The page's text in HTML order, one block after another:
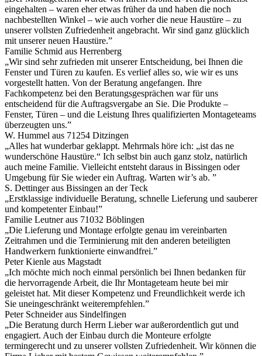
eingehalten – waren eher etwas früher da und haben die noch
nachbestellten Winkel – wie auch vorher die neue Haustüre – zu
unserer vollsten Zufriedenheit angebracht. Wir sind ganz glücklich
mit unserer neuen Haustüre.”
Familie Schmid aus Herrenberg
„Wir sind sehr zufrieden mit unserer Entscheidung, bei Ihnen die
Fenster und Türen zu kaufen. Es verlief alles so, wie wir es uns
vorgestellt hatten. Von der Beratung angefangen. Ihre
Fachkompetenz bei den Beratungsgesprächen war für uns
entscheidend für die Auftragsvergabe an Sie. Die Produkte –
Fenster, Türen – und die Leistung Ihres qualifizierten Montageteams
überzeugten uns.”
W. Hummel aus 71254 Ditzingen
„Alles hat wunderbar geklappt. Mehrmals höre ich: „ist das ne
wunderschöne Haustüre.“ Ich selbst bin auch ganz stolz, natürlich
auch meine Familie. Vielleicht entsteht daraus in Bissingen oder
Umgebung für Sie wieder ein Auftrag. Warten wir’s ab. ”
S. Dettinger aus Bissingen an der Teck
„Erstklassige individuelle Beratung, schnelle Lieferung und sauberer
und kompetenter Einbau!”
Familie Leutner aus 71032 Böblingen
„Die Lieferung und Montage erfolgte genau im vereinbarten
Zeitrahmen und die Terminierung mit den anderen beteiligten
Handwerkern funktionierte einwandfrei.”
Peter Kienle aus Magstadt
„Ich möchte mich noch einmal persönlich bei Ihnen bedanken für
die hervorragende Arbeit, die Ihr Montageteam heute bei mir
geleistet hat. Mit dieser Kompetenz und Freundlichkeit werde ich
Sie uneingeschränkt weiterempfehlen.”
Peter Schneider aus Sindelfingen
„Die Beratung durch Herrn Lieber war außerordentlich gut und
engagiert. Auch der Einbau durch die Monteure erfolgte
termingerecht und zu unserer vollsten Zufriedenheit. Wir können die